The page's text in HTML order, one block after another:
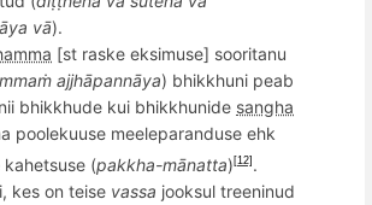
vā).
[st raske eksimuse] sooritanu
ṁ ajjhāpannāya) bhikkhuni peab
bhikkhude kui bhikkhunide sangha
poolekuuse meeleparanduse ehk
kahetsuse (pakkha-mānatta) [12] .
kes on teise vassa jooksul treeninud